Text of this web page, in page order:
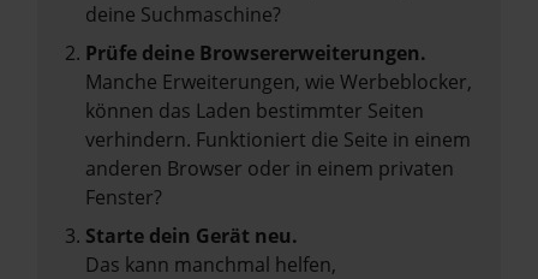
deine Suchmaschine?
Prüfe deine Browsererweiterungen.
Manche Erweiterungen, wie Werbeblocker,
können das Laden bestimmter Seiten
verhindern. Funktioniert die Seite in einem
anderen Browser oder in einem privaten
Fenster?
Starte dein Gerät neu.
Das kann manchmal helfen,